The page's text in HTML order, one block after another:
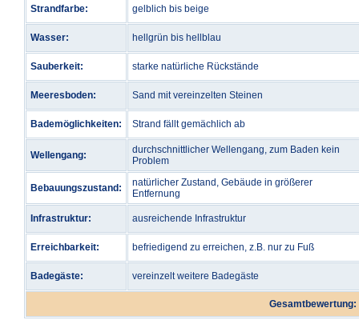
Strandfarbe: gelblich bis beige
Wasser: hellgrün bis hellblau
Sauberkeit: starke natürliche Rückstände
Meeresboden: Sand mit vereinzelten Steinen
Bademöglichkeiten: Strand fällt gemächlich ab
Wellengang:
durchschnittlicher Wellengang, zum Baden kein
Problem
Bebauungszustand:
natürlicher Zustand, Gebäude in größerer
Entfernung
Infrastruktur: ausreichende Infrastruktur
Erreichbarkeit: befriedigend zu erreichen, z.B. nur zu Fuß
Badegäste: vereinzelt weitere Badegäste
Gesamtbewertung: